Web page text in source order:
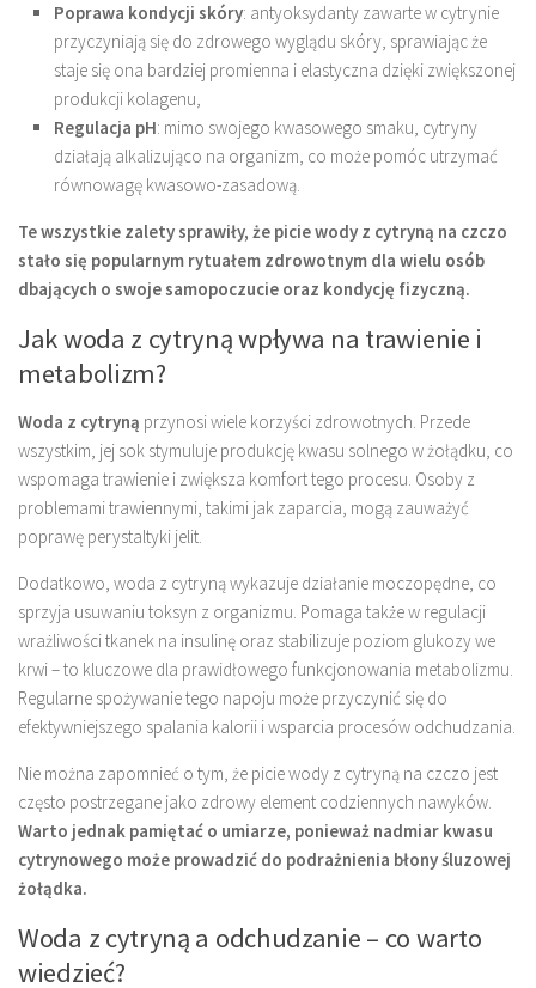
Poprawa kondycji skóry: antyoksydanty zawarte w cytrynie
przyczyniają się do zdrowego wyglądu skóry, sprawiając że
staje się ona bardziej promienna i elastyczna dzięki zwiększonej
produkcji kolagenu,
Regulacja pH: mimo swojego kwasowego smaku, cytryny
działają alkalizująco na organizm, co może pomóc utrzymać
równowagę kwasowo-zasadową.
Te wszystkie zalety sprawiły, że picie wody z cytryną na czczo
stało się popularnym rytuałem zdrowotnym dla wielu osób
dbających o swoje samopoczucie oraz kondycję fizyczną.
Jak woda z cytryną wpływa na trawienie i
metabolizm?
Woda z cytryną przynosi wiele korzyści zdrowotnych. Przede
wszystkim, jej sok stymuluje produkcję kwasu solnego w żołądku, co
wspomaga trawienie i zwiększa komfort tego procesu. Osoby z
problemami trawiennymi, takimi jak zaparcia, mogą zauważyć
poprawę perystaltyki jelit.
Dodatkowo, woda z cytryną wykazuje działanie moczopędne, co
sprzyja usuwaniu toksyn z organizmu. Pomaga także w regulacji
wrażliwości tkanek na insulinę oraz stabilizuje poziom glukozy we
krwi – to kluczowe dla prawidłowego funkcjonowania metabolizmu.
Regularne spożywanie tego napoju może przyczynić się do
efektywniejszego spalania kalorii i wsparcia procesów odchudzania.
Nie można zapomnieć o tym, że picie wody z cytryną na czczo jest
często postrzegane jako zdrowy element codziennych nawyków.
Warto jednak pamiętać o umiarze, ponieważ nadmiar kwasu
cytrynowego może prowadzić do podrażnienia błony śluzowej
żołądka.
Woda z cytryną a odchudzanie – co warto
wiedzieć?